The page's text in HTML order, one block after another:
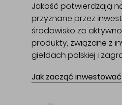
Jakość potwierdzają
przyznane przez
środowisko za
produkty, związane z
giełdach polskiej i
Jak zacząć inwestować